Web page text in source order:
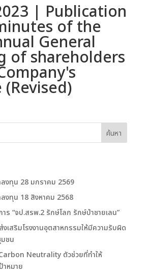
| Publication
of the
General
of shareholders
ค้นหา
งทุน 28 มกราคม 2569
งทุน 18 สิงหาคม 2568
าร “จป.สรพ.2 รักษ์โลก รักษ์ป่าชายเลน”
งเสริมโรงงานอุตสาหกรรมให้มีความรับผิด
ชน
Neutrality ตัวช่วยที่ทำให้
าหมาย